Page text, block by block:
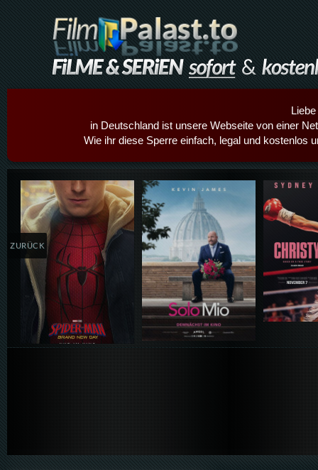
in Deutschland ist unsere Webseite von einer
Wie ihr diese Sperre einfach, legal und kostenlos
Details,Play Details,Play
ZURÜCK